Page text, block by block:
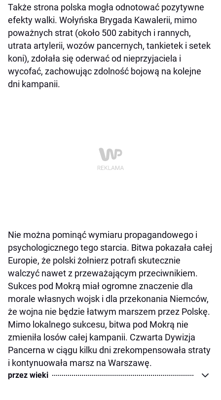
Także strona polska mogła odnotować pozytywne
efekty walki. Wołyńska Brygada Kawalerii, mimo
poważnych strat (około 500 zabitych i rannych,
utrata artylerii, wozów pancernych, tankietek i setek
koni), zdołała się oderwać od nieprzyjaciela i
wycofać, zachowując zdolność bojową na kolejne
dni kampanii.
Nie można pominąć wymiaru propagandowego i
psychologicznego tego starcia. Bitwa pokazała całej
Europie, że polski żołnierz potrafi skutecznie
walczyć nawet z przeważającym przeciwnikiem.
Sukces pod Mokrą miał ogromne znaczenie dla
morale własnych wojsk i dla przekonania Niemców,
że wojna nie będzie łatwym marszem przez Polskę.
Mimo lokalnego sukcesu, bitwa pod Mokrą nie
zmieniła losów całej kampanii. Czwarta Dywizja
Pancerna w ciągu kilku dni zrekompensowała straty
i kontynuowała marsz na Warszawę.
przez wieki